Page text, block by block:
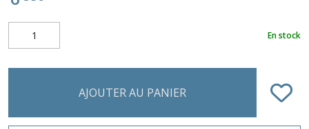
En stock
AJOUTER AU PANIER